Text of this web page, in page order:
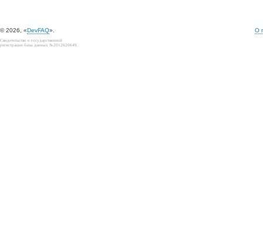
© 2026, «DevFAQ». О
Свидетельство о государственной
регистрации базы данных №2012620649.